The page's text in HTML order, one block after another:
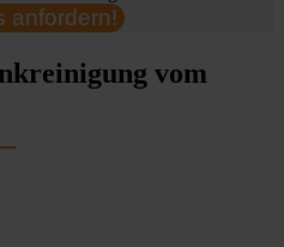
anfordern!
vom